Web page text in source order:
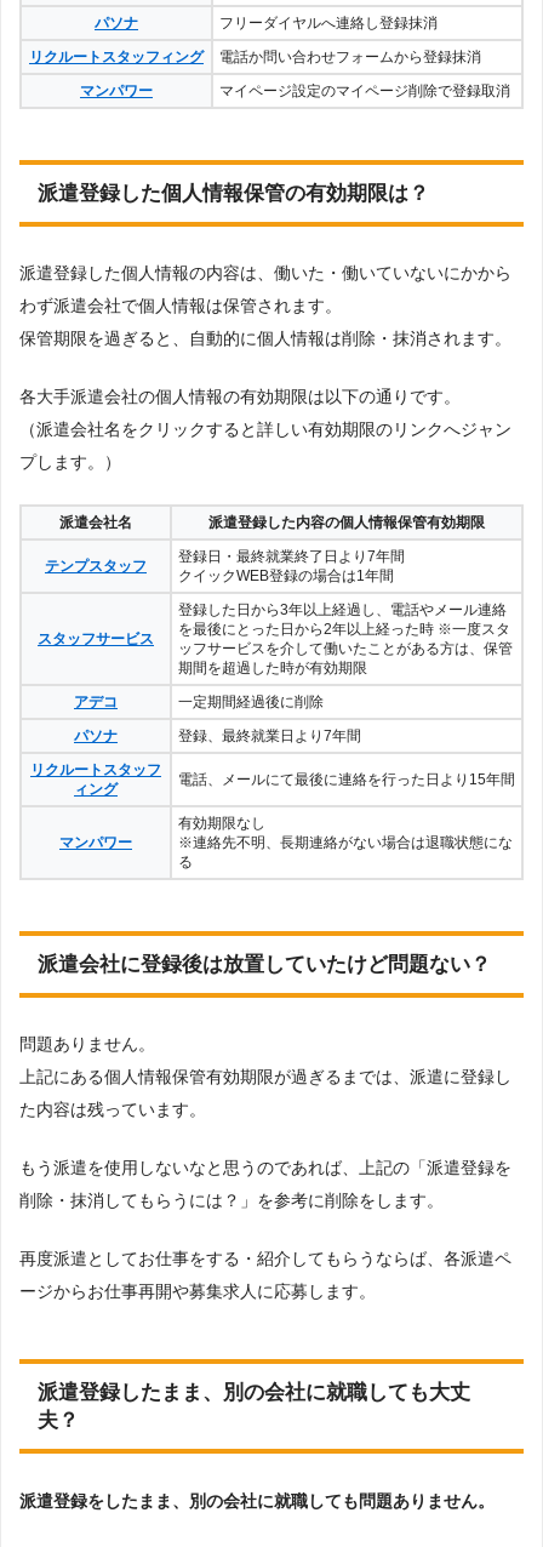
パソナ
フリーダイヤルへ連絡し登録抹消
リクルートスタッフィング
電話か問い合わせフォームから登録抹消
マンパワー
マイページ設定のマイページ削除で登録取消
派遣登録した個人情報保管の有効期限は？
派遣登録した個人情報の内容は、働いた・働いていないにかから
わず派遣会社で個人情報は保管されます。
保管期限を過ぎると、自動的に個人情報は削除・抹消されます。
各大手派遣会社の個人情報の有効期限は以下の通りです。
（派遣会社名をクリックすると詳しい有効期限のリンクへジャン
プします。）
派遣会社名 派遣登録した内容の個人情報保管有効期限
テンプスタッフ
登録日・最終就業終了日より7年間
クイックWEB登録の場合は1年間
スタッフサービス
登録した日から3年以上経過し、電話やメール連絡
を最後にとった日から2年以上経った時 ※一度スタ
ッフサービスを介して働いたことがある方は、保管
期間を超過した時が有効期限
アデコ
一定期間経過後に削除
パソナ
登録、最終就業日より7年間
リクルートスタッフ
ィング
電話、メールにて最後に連絡を行った日より15年間
マンパワー
有効期限なし
※連絡先不明、長期連絡がない場合は退職状態にな
る
派遣会社に登録後は放置していたけど問題ない？
問題ありません。
上記にある個人情報保管有効期限が過ぎるまでは、派遣に登録し
た内容は残っています。
もう派遣を使用しないなと思うのであれば、上記の「派遣登録を
削除・抹消してもらうには？」を参考に削除をします。
再度派遣としてお仕事をする・紹介してもらうならば、各派遣ペ
ージからお仕事再開や募集求人に応募します。
派遣登録したまま、別の会社に就職しても大丈
夫？
派遣登録をしたまま、別の会社に就職しても問題ありません。